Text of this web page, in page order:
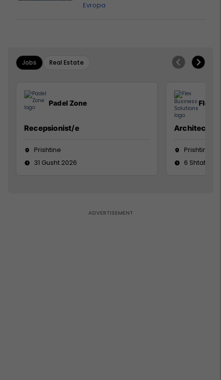
Evropa
Jobs Real Estate
Padel Zone
Recepsionist/e
Prishtine
31 Gusht 2026
Flex
Architect
Prishtinë
6 Shtator